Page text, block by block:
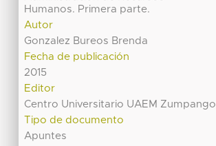
Humanos. Primera parte.
Autor
Gonzalez Bureos Brenda
Fecha de publicación
2015
Editor
Centro Universitario UAEM Zumpango
Tipo de documento
Apuntes